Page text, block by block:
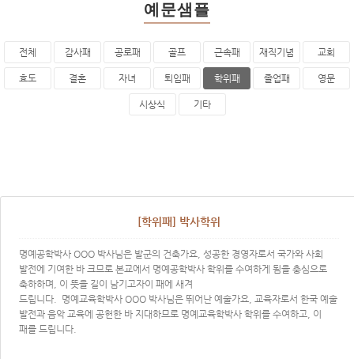
예문샘플
전체 감사패 공로패 골프 근속패 재직기념 교회
효도 결혼 자녀 퇴임패 학위패 졸업패 영문
시상식 기타
[학위패] 박사학위
명예공학박사 OOO 박사님은 발군의 건축가요, 성공한 경영자로서 국가와 사회
발전에 기여한 바 크므로 본교에서 명예공학박사 학위를 수여하게 됨을 충심으로
축하하며, 이 뜻을 길이 남기고자이 패에 새겨
드립니다. 명예교육학박사 OOO 박사님은 뛰어난 예술가요, 교육자로서 한국 예술
발전과 음악 교육에 공헌한 바 지대하므로 명예교육학박사 학위를 수여하고, 이
패를 드립니다. ​​